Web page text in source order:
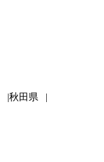
秋田県